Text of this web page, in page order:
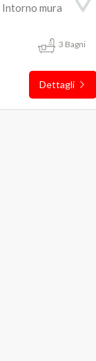
Intorno mura
3 Bagni
Dettagli